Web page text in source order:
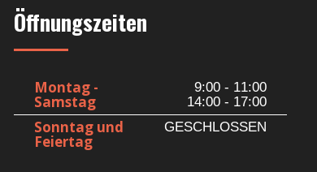
Öffnungszeiten
Montag -
Samstag
9:00 - 11:00
14:00 - 17:00
Sonntag und
Feiertag
GESCHLOSSEN